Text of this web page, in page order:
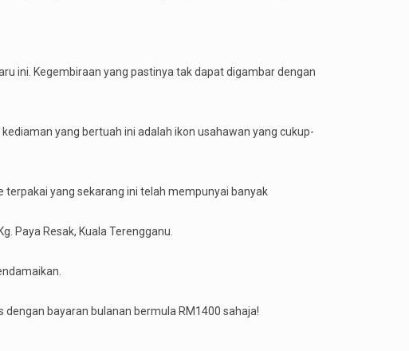
ini. Kegembiraan yang pastinya tak dapat digambar dengan
yang bertuah ini adalah ikon usahawan yang cukup-
yang sekarang ini telah mempunyai banyak
Paya Resak, Kuala Terengganu.
dengan bayaran bulanan bermula RM1400 sahaja!